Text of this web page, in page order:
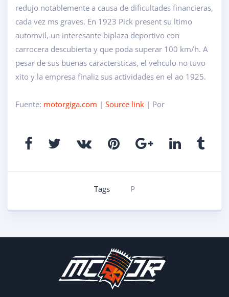
redujo notablemente a causa de dificultades financieras,
cada vez ms graves. En 1923 Pick present su ltimo
automvil, un interesante biplaza deportivo con
carrocera descubierta y que poda superar 100 km/h. A
pesar de sus buenas caractersticas, el vehculo no tuvo
xito y la empresa finaliz sus actividades en el ao 1925.
Fuente: motorgiga.com | Source link | Por
Tags P